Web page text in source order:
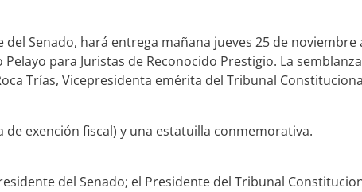
del Senado, hará entrega mañana jueves 25 de noviembre
para Juristas de Reconocido Prestigio. La
Trías, Vicepresidenta emérita del Tribunal
de exención fiscal) y una estatuilla conmemorativa.
del Senado; el Presidente del Tribunal